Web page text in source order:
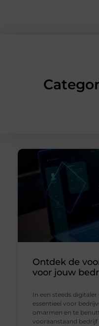
Ontdek de
voor jouw
In een steeds
essentieel voor
omarmen en te
vooraanstaand